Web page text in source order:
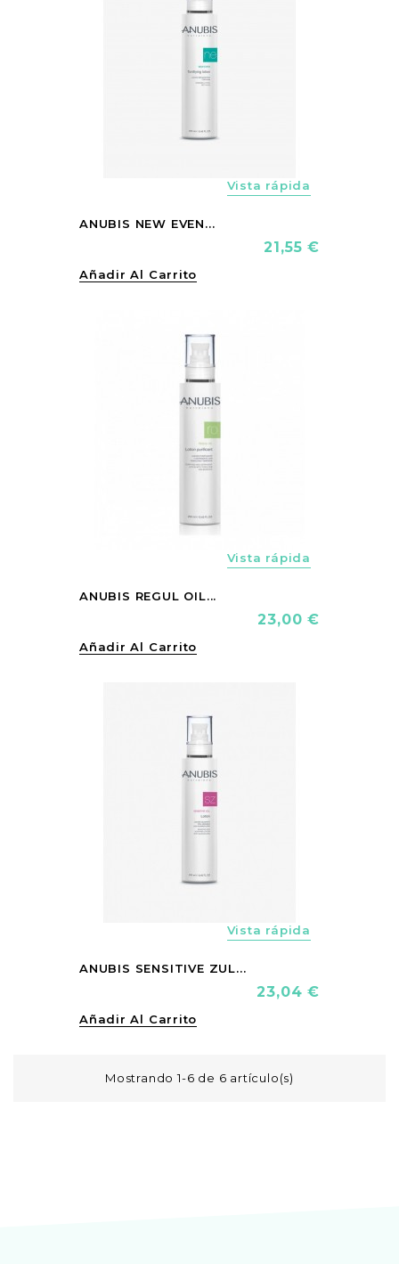
Vista rápida
ANUBIS NEW EVEN...
Precio
21,55 €
Añadir Al Carrito
Vista rápida
ANUBIS REGUL OIL...
Precio
23,00 €
Añadir Al Carrito
Vista rápida
ANUBIS SENSITIVE ZUL...
Precio
23,04 €
Añadir Al Carrito
Mostrando 1-6 de 6 artículo(s)